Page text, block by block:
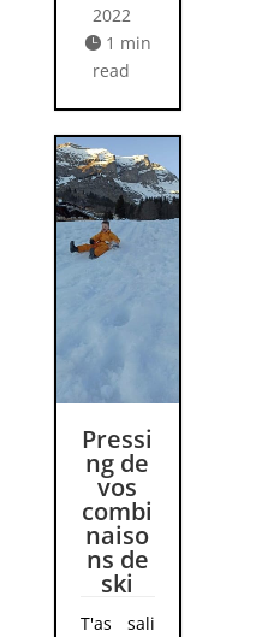
2022
 1 min
read
Pressi
ng de
vos
combi
naiso
ns de
ski
T'as sali